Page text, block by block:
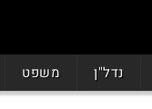
נדל"ן משפט